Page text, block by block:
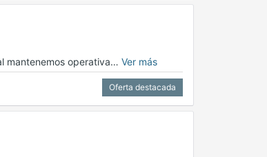
mantenemos operativa… Ver más
Oferta destacada